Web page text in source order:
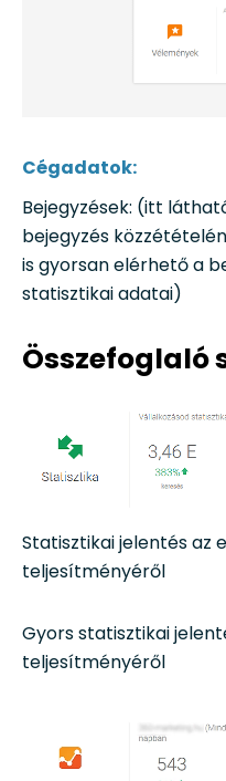
Cégadatok:
Bejegyzések: (itt
bejegyzés
is gyorsan elérhető a
statisztikai adatai)
Összefoglaló
Statisztikai jelentés az
teljesítményéről
Gyors statisztikai
teljesítményéről